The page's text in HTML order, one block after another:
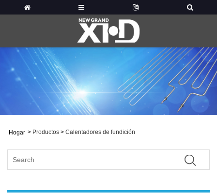
Hogar > Productos > Calentadores de fundición